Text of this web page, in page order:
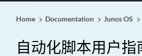
Home Documentation Junos OS
自动化脚本用户指